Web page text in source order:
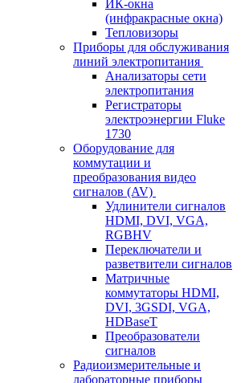
ИК-окна
(инфракрасные окна)
Тепловизоры
Приборы для обслуживания
линий электропитания
Анализаторы сети
электропитания
Регистраторы
электроэнергии Fluke
1730
Оборудование для
коммутации и
преобразования видео
сигналов (AV)
Удлинители сигналов
HDMI, DVI, VGA,
RGBHV
Переключатели и
разветвители сигналов
Матричные
коммутаторы HDMI,
DVI, 3GSDI, VGA,
HDBaseT
Преобразователи
сигналов
Радиоизмерительные и
лабораторные приборы